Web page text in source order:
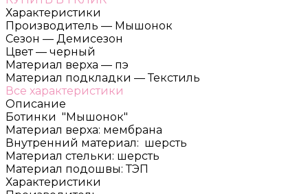
Характеристики
Производитель — Мышонок
Сезон — Демисезон
Цвет — черный
Материал верха — пэ
Материал подкладки — Текстиль
Все характеристики
Описание
Ботинки "Мышонок"
Материал верха: мембрана
Внутренний материал: шерсть
Материал стельки: шерсть
Материал подошвы: ТЭП
Характеристики